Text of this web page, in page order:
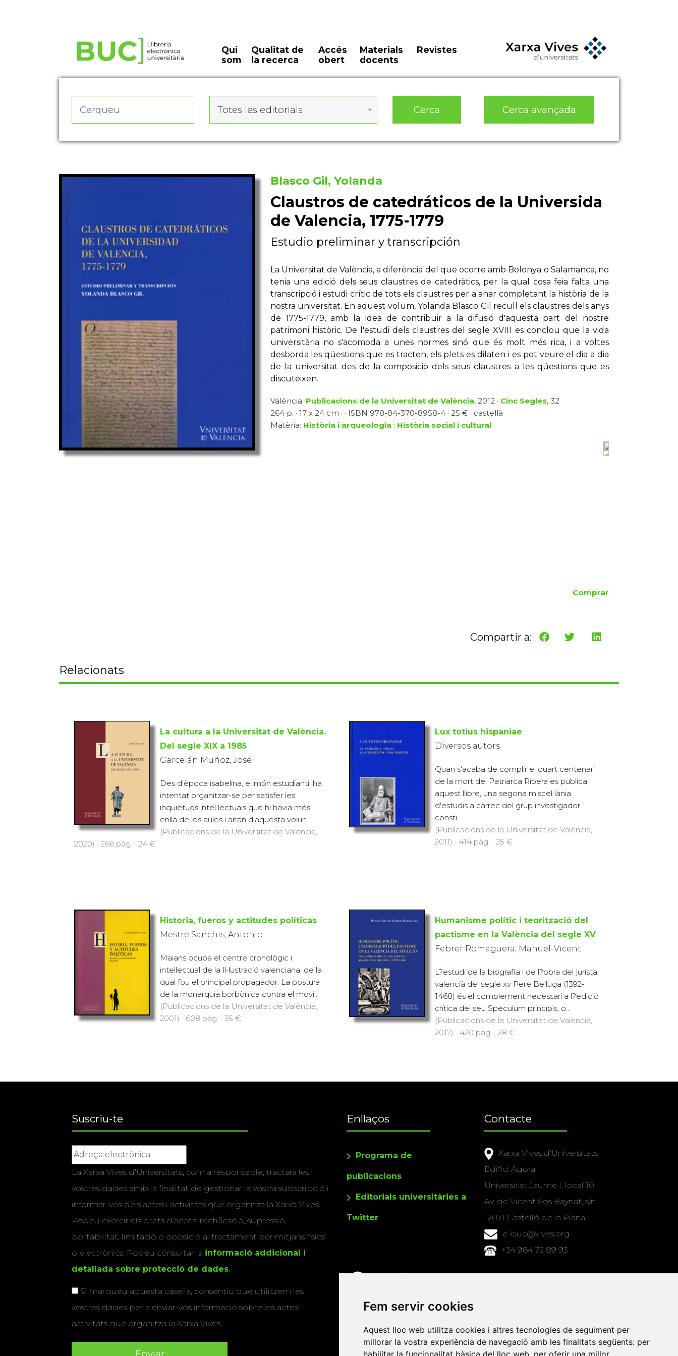
Fem servir cookies
Aquest lloc web utilitza cookies i altres tecnologies de seguiment per
millorar la vostra experiència de navegació amb les finalitats següents: per
habilitar la funcionalitat bàsica del lloc web per oferir una millor
Qui
som
Qualitat de
la recerca
Accés
obert
Materials
docents
Revistes
Totes les editorials Cerca Cerca avançada
Blasco Gil, Yolanda
Claustros de catedráticos de la Universida
de Valencia, 1775-1779
Estudio preliminar y transcripción
La Universitat de València, a diferència del que ocorre amb Bolonya o Salamanca, no
tenia una edició dels seus claustres de catedràtics, per la qual cosa feia falta una
transcripció i estudi crític de tots els claustres per a anar completant la història de la
nostra universitat. En aquest volum, Yolanda Blasco Gil recull els claustres dels anys
de 1775-1779, amb la idea de contribuir a la difusió d'aquesta part del nostre
patrimoni històric. De l'estudi dels claustres del segle XVIII es conclou que la vida
universitària no s'acomoda a unes normes sinó que és molt més rica, i a voltes
desborda les qüestions que es tracten, els plets es dilaten i es pot veure el dia a dia
de la universitat des de la composició dels seus claustres a les qüestions que es
discuteixen.
València: Publicacions de la Universitat de València, 2012 · Cinc Segles, 32
264 p. · 17 x 24 cm · · ISBN 978-84-370-8958-4 · 25 € · castellà
Matèria: Història i arqueologia : Història social i cultural
Comprar
Compartir a:
Relacionats
La cultura a la Universitat de València.
Del segle XIX a 1985
Garcelán Muñoz, José
Des d'època isabelina, el món estudiantil ha
intentat organitzar-se per satisfer les
inquietuds intel·lectuals que hi havia més
enllà de les aules i arran d'aquesta volun...
(Publicacions de la Universitat de València,
2020) · 266 pàg. · 24 €
Lux totius hispaniae
Diversos autors
Quan s'acaba de complir el quart centenari
de la mort del Patriarca Ribera es publica
aquest llibre, una segona miscel·lània
d'estudis a càrrec del grup investigador
consti...
(Publicacions de la Universitat de València,
2011) · 414 pàg. · 25 €
Historia, fueros y actitudes políticas
Mestre Sanchis, Antonio
Maians ocupa el centre cronològic i
intellectual de la Il·lustració valenciana, de la
qual fou el principal propagador. La postura
de la monarquia borbònica contra el movi...
(Publicacions de la Universitat de València,
2001) · 608 pàg. · 35 €
Humanisme polític i teorització del
pactisme en la València del segle XV
Febrer Romaguera, Manuel-Vicent
L?estudi de la biografia i de l?obra del jurista
valencià del segle xv Pere Belluga (1392-
1468) és el complement necessari a l?edició
crítica del seu Speculum principis, o...
(Publicacions de la Universitat de València,
2017) · 420 pàg. · 28 €
Suscriu-te
La Xarxa Vives d’Universitats, com a responsable, tractarà les
vostres dades amb la finalitat de gestionar la vostra subscripció i
informar-vos dels actes i activitats que organitza la Xarxa Vives.
Podeu exercir els drets d’accés, rectificació, supressió,
portabilitat, limitació o oposició al tractament per mitjans físics
o electrònics. Podeu consultar la informació addicional i
detallada sobre protecció de dades
Si marqueu aquesta casella, consentiu que utilitzem les
vostres dades per a enviar-vos informació sobre els actes i
activitats que organitza la Xarxa Vives.
Enllaços
Programa de
publicacions
Editorials universitàries a
Twitter
Contacte
Xarxa Vives d'Universitats
Edifici Àgora
Universitat Jaume I, local 10
Av. de Vicent Sos Baynat, s/n
12071 Castelló de la Plana
e-buc@vives.org
+34 964 72 89 93
Amb el suport